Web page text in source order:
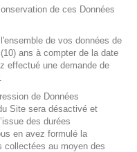
de ces Données
de vos données de
ans à compter de la date
effectué une demande de
de Données
Site sera désactivé et
des durées
en avez formulé la
collectées au moyen des